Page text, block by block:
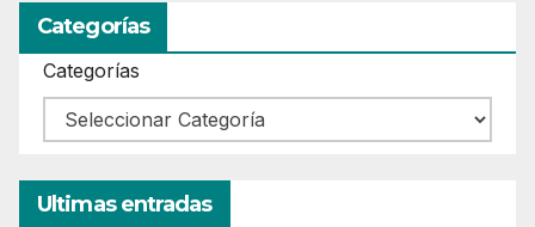
Categorías
Categorías
Ultimas entradas